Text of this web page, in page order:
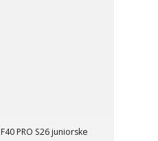
PRO S26 juniorske